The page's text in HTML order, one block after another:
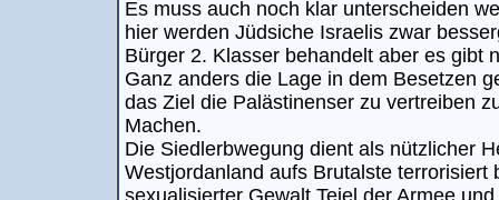
Es muss auch noch klar unterscheiden
hier werden Jüdsiche Israelis zwar
Bürger 2. Klasser behandelt aber es gibt
Ganz anders die Lage in dem Besetzen
das Ziel die Palästinenser zu vertreiben
Machen.
Die Siedlerbwegung dient als nützlicher
Westjordanland aufs Brutalste terrorisiert
sexualisierter Gewalt Teiel der Armee